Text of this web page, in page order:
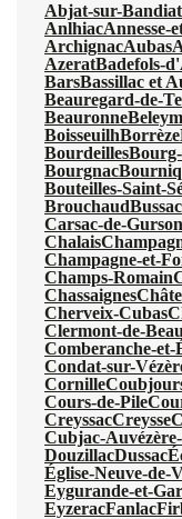
Abjat-sur-Bandiat
AnlhiacAnnesse-
ArchignacAubas
AzeratBadefols-
BarsBassillac et
Beauregard-de-
Beauronne
BoisseuilhBorrèze
Bourdeilles
Bourgnac
Bouteilles-Saint-
BrouchaudBussac
Carsac-de-Gurson
Chalais
Champagne-et-
Champs-Romain
Chassaignes
Cherveix-Cubas
Clermont-de-
Comberanche-et-
Condat-sur-
Cornille
Cours-de-Pile
CreyssacCreysse
Cubjac-
DouzillacDussac
Église-Neuve-de-
Eygurande-et-
EyzeracFanlac